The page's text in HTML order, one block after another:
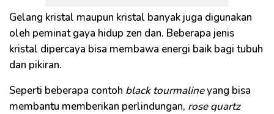
Gelang kristal maupun kristal banyak juga digunakan
oleh peminat gaya hidup zen dan. Beberapa jenis
kristal dipercaya bisa membawa energi baik bagi tubuh
dan pikiran.
Seperti beberapa contoh black tourmalineyang bisa
membantu memberikan perlindungan, rose quartz